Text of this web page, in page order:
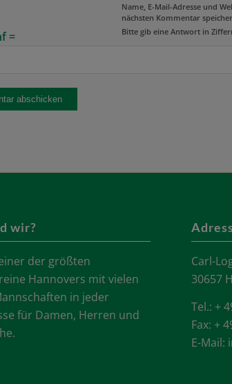
Name, E-Mail-Adresse und
nächsten Kommentar
Bitte gib eine Antwort in
=
wir?
der größten
Hannovers mit vielen
in jeder
für Damen, Herren und
Carl-
30657
Tel.: +
Fax: +
E-Mail: